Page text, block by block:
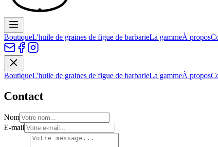
BoutiqueL'huile de graines de figue de barbarieLa gammeÀ propos
BoutiqueL'huile de graines de figue de barbarieLa gammeÀ propos
Contact
Nom
E-mail